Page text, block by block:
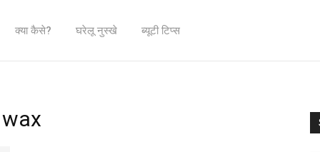
क्या कैसे? घरेलू नुस्खे ब्यूटी टिप्स